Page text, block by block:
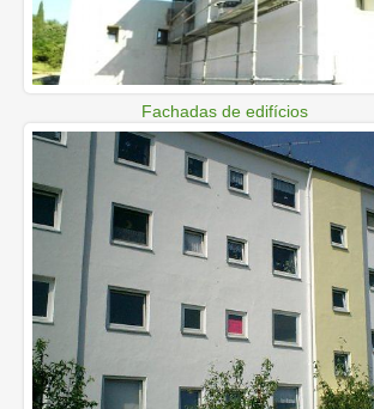
Fachadas de edifícios